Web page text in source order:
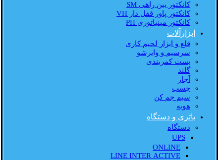
کانکتور بین راهی SM
کانکتور پاور قفل دار VH
کانکتور مینیاتوری PH
ابزارآلات
قلع و ابزار لحیم کاری
سرسیم و وایرشو
بست کمربندی
گلند
آچار
چسب
سیم جم کن
هویه
باتری و دستگاه
دستگاه
UPS
ONLINE
LINE INTER ACTIVE